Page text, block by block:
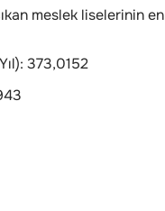
meslek liselerinin en
373,0152